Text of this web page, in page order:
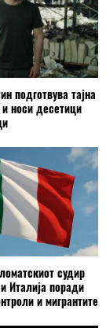
подготвува тајна
носи десетици
судир
Италија поради
и мигрантите